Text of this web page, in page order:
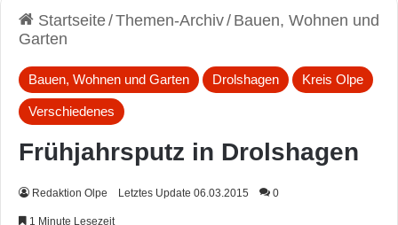
Startseite/Themen-Archiv/ Bauen, Wohnen und
Garten
Bauen, Wohnen und Garten Drolshagen Kreis Olpe
Verschiedenes
Frühjahrsputz in Drolshagen
Redaktion Olpe Letztes Update 06.03.2015 0
1 Minute Lesezeit